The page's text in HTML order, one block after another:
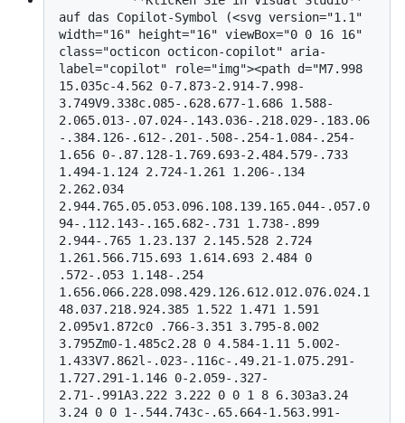
auf das Copilot-Symbol (<svg version="1.1"
width="16" height="16" viewBox="0 0 16 16"
class="octicon octicon-copilot" aria-
label="copilot" role="img"><path d="M7.998
15.035c-4.562 0-7.873-2.914-7.998-
3.749V9.338c.085-.628.677-1.686 1.588-
2.065.013-.07.024-.143.036-.218.029-.183.06
-.384.126-.612-.201-.508-.254-1.084-.254-
1.656 0-.87.128-1.769.693-2.484.579-.733
1.494-1.124 2.724-1.261 1.206-.134
2.262.034
2.944.765.05.053.096.108.139.165.044-.057.0
94-.112.143-.165.682-.731 1.738-.899
2.944-.765 1.23.137 2.145.528 2.724
1.261.566.715.693 1.614.693 2.484 0
.572-.053 1.148-.254
1.656.066.228.098.429.126.612.012.076.024.1
48.037.218.924.385 1.522 1.471 1.591
2.095v1.872c0 .766-3.351 3.795-8.002
3.795Zm0-1.485c2.28 0 4.584-1.11 5.002-
1.433V7.862l-.023-.116c-.49.21-1.075.291-
1.727.291-1.146 0-2.059-.327-
2.71-.991A3.222 3.222 0 0 1 8 6.303a3.24
3.24 0 0 1-.544.743c-.65.664-1.563.991-